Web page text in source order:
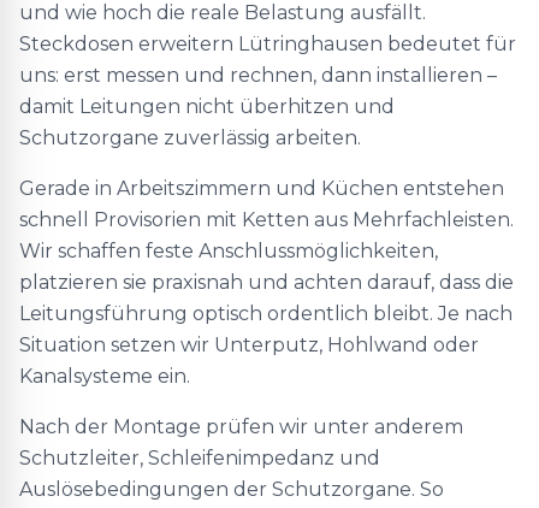
und wie hoch die reale Belastung ausfällt.
Steckdosen erweitern Lütringhausen bedeutet für
uns: erst messen und rechnen, dann installieren –
damit Leitungen nicht überhitzen und
Schutzorgane zuverlässig arbeiten.
Gerade in Arbeitszimmern und Küchen entstehen
schnell Provisorien mit Ketten aus Mehrfachleisten.
Wir schaffen feste Anschlussmöglichkeiten,
platzieren sie praxisnah und achten darauf, dass die
Leitungsführung optisch ordentlich bleibt. Je nach
Situation setzen wir Unterputz, Hohlwand oder
Kanalsysteme ein.
Nach der Montage prüfen wir unter anderem
Schutzleiter, Schleifenimpedanz und
Auslösebedingungen der Schutzorgane. So